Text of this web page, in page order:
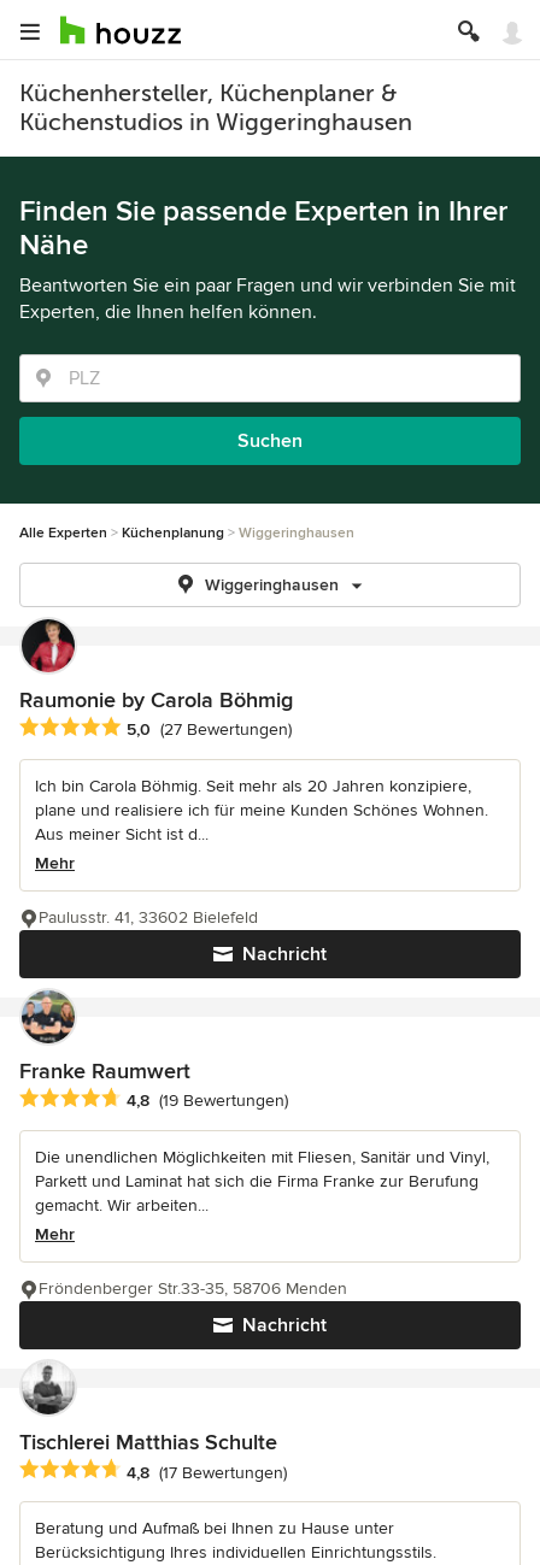
Küchenhersteller, Küchenplaner &
Küchenstudios in Wiggeringhausen
Finden Sie passende Experten in Ihrer
Nähe
Beantworten Sie ein paar Fragen und wir verbinden Sie mit
Experten, die Ihnen helfen können.
Suchen
Alle Experten Küchenplanung Wiggeringhausen
Wiggeringhausen
Raumonie by Carola Böhmig
Durchschnittliche Bewertung: 5 von 5 Sternen
5,0 (27 Bewertungen)
Ich bin Carola Böhmig. Seit mehr als 20 Jahren konzipiere,
plane und realisiere ich für meine Kunden Schönes Wohnen.
Aus meiner Sicht ist d...
Mehr
Nachricht
Paulusstr. 41, 33602 Bielefeld
Franke Raumwert
Durchschnittliche Bewertung: 4.8 von 5 Sternen
4,8 (19 Bewertungen)
Die unendlichen Möglichkeiten mit Fliesen, Sanitär und Vinyl,
Parkett und Laminat hat sich die Firma Franke zur Berufung
gemacht. Wir arbeiten...
Mehr
Nachricht
Fröndenberger Str.33-35, 58706 Menden
Tischlerei Matthias Schulte
Durchschnittliche Bewertung: 4.8 von 5 Sternen
4,8 (17 Bewertungen)
Beratung und Aufmaß bei Ihnen zu Hause unter
Berücksichtigung Ihres individuellen Einrichtungsstils.